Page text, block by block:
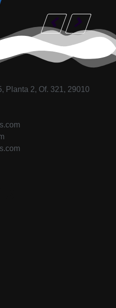
Planta 2, Of. 321, 29010